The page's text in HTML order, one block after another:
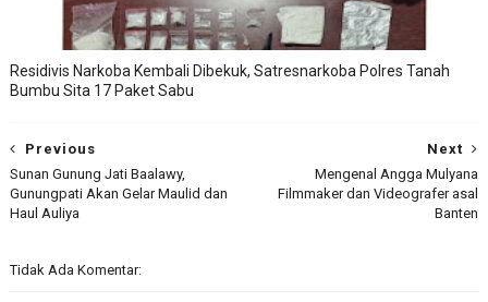
Residivis Narkoba Kembali Dibekuk, Satresnarkoba Polres Tanah
Bumbu Sita 17 Paket Sabu
Next
Mengenal Angga Mulyana
Filmmaker dan Videografer asal
Banten
Previous
Sunan Gunung Jati Baalawy,
Gunungpati Akan Gelar Maulid dan
Haul Auliya
Tidak Ada Komentar: